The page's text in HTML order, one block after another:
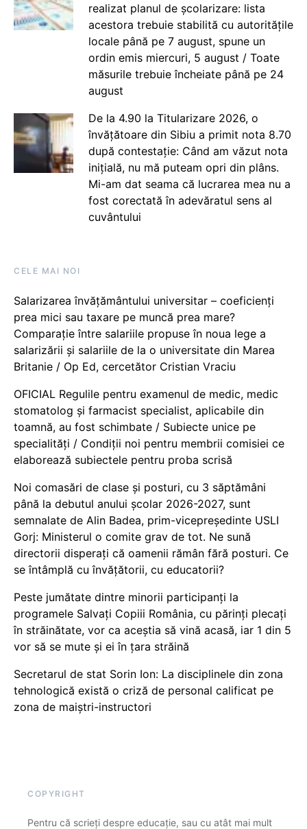
realizat planul de școlarizare: lista
acestora trebuie stabilită cu autoritățile
locale până pe 7 august, spune un
ordin emis miercuri, 5 august / Toate
măsurile trebuie încheiate până pe 24
august
De la 4.90 la Titularizare 2026, o
învățătoare din Sibiu a primit nota 8.70
după contestație: Când am văzut nota
inițială, nu mă puteam opri din plâns.
Mi-am dat seama că lucrarea mea nu a
fost corectată în adevăratul sens al
cuvântului
CELE MAI NOI
Salarizarea învățământului universitar – coeficienți
prea mici sau taxare pe muncă prea mare?
Comparație între salariile propuse în noua lege a
salarizării și salariile de la o universitate din Marea
Britanie / Op Ed, cercetător Cristian Vraciu
OFICIAL Regulile pentru examenul de medic, medic
stomatolog și farmacist specialist, aplicabile din
toamnă, au fost schimbate / Subiecte unice pe
specialități / Condiții noi pentru membrii comisiei ce
elaborează subiectele pentru proba scrisă
Noi comasări de clase și posturi, cu 3 săptămâni
până la debutul anului școlar 2026-2027, sunt
semnalate de Alin Badea, prim-vicepreședinte USLI
Gorj: Ministerul o comite grav de tot. Ne sună
directorii disperați că oamenii rămân fără posturi. Ce
se întâmplă cu învățătorii, cu educatorii?
Peste jumătate dintre minorii participanți la
programele Salvați Copiii România, cu părinți plecați
în străinătate, vor ca aceștia să vină acasă, iar 1 din 5
vor să se mute și ei în țara străină
Secretarul de stat Sorin Ion: La disciplinele din zona
tehnologică există o criză de personal calificat pe
zona de maiștri-instructori
COPYRIGHT
Pentru că scrieți despre educație, sau cu atât mai mult